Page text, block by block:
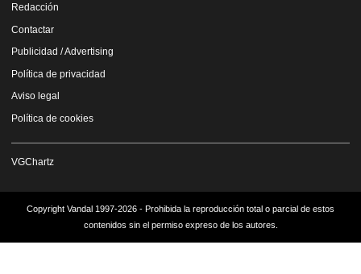
Redacción
Contactar
Publicidad / Advertising
Política de privacidad
Aviso legal
Política de cookies
VGChartz
Copyright Vandal 1997-2026 - Prohibida la reproducción total o parcial de estos
contenidos sin el permiso expreso de los autores.